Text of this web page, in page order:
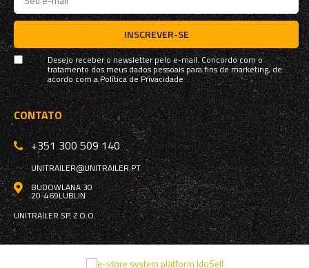
INSCREVER-SE
Desejo receber o newsletter pelo e-mail. Concordo com o
tratamento dos meus dados pessoais para fins de marketing, de
acordo com aPolítica de Privacidade
CONTATO
+351 300 509 140
UNITRAILER@UNITRAILER.PT
BUDOWLANA 30
20-469LUBLIN
UNITRAILER SP. Z O.O.